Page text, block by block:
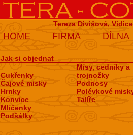
Tereza Divišová,
HOME FIRMA DÍLNA
Jak si objednat
Cukřenky
Čajové misky
Hrnky
Konvice
Mlíčenky
Podšálky
Mísy, cedníky a
trojnožky
Podnosy
Polévkové
Talíře